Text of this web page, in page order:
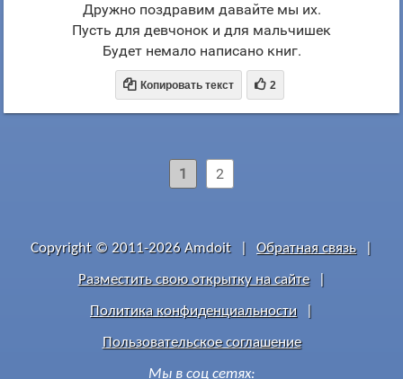
Дружно поздравим давайте мы их.
Пусть для девчонок и для мальчишек
Будет немало написано книг.
 Копировать текст  2
1 2
Copyright © 2011-2026 Amdoit Обратная связь
Разместить свою открытку на сайте
Политика конфиденциальности
Пользовательское соглашение
Мы в соц сетях: